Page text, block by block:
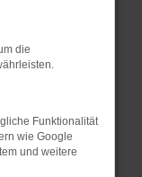
Beispiel
Seiten
in einem
privaten
die
Funktionalität
wie Google
und weitere